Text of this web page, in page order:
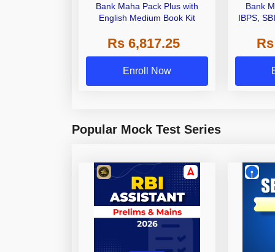
Bank Maha Pack Plus with
English Medium Book Kit
Rs 6,817.25
Enroll Now
Bank
IBPS,
Other
Popular Mock Test Series